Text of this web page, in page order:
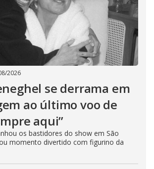
2026
se derrama em
ao último voo de
aqui”
os bastidores do show em São
momento divertido com figurino da